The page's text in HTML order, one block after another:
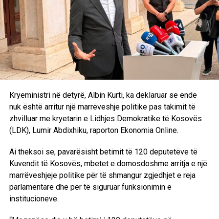
Kryeministri në detyrë, Albin Kurti, ka deklaruar se ende
nuk është arritur një marrëveshje politike pas takimit të
zhvilluar me kryetarin e Lidhjes Demokratike të Kosovës
(LDK), Lumir Abdixhiku, raporton Ekonomia Online.
Ai theksoi se, pavarësisht betimit të 120 deputetëve të
Kuvendit të Kosovës, mbetet e domosdoshme arritja e një
marrëveshjeje politike për të shmangur zgjedhjet e reja
parlamentare dhe për të siguruar funksionimin e
institucioneve.